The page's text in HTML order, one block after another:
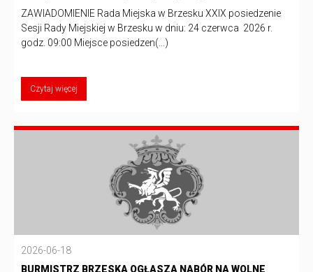
ZAWIADOMIENIE Rada Miejska w Brzesku XXIX posiedzenie
Sesji Rady Miejskiej w Brzesku w dniu: 24 czerwca 2026 r.
godz. 09:00 Miejsce posiedzen(...)
Czytaj więcej
2026-06-18
BURMISTRZ BRZESKA OGŁASZA NABÓR NA WOLNE